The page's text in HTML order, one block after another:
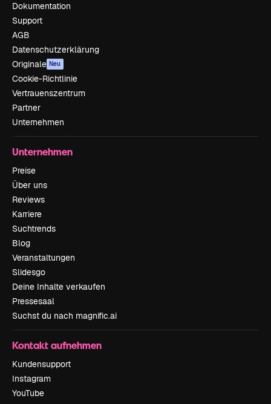
Dokumentation
Support
AGB
Datenschutzerklärung
Originale Neu
Cookie-Richtlinie
Vertrauenszentrum
Partner
Unternehmen
Unternehmen
Preise
Über uns
Reviews
Karriere
Suchtrends
Blog
Veranstaltungen
Slidesgo
Deine Inhalte verkaufen
Pressesaal
Suchst du nach magnific.ai
Kontakt aufnehmen
Kundensupport
Instagram
YouTube